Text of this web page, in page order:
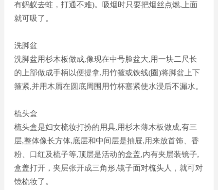
有蚂蚁去蛀，打通不难)。吸烟时只要把烟丝点燃,上面
就可吸了。
洗脚盆
洗脚盆用杉木板做成,像现在中号脸盆大,用一块二尺长
的上部做成手柄以便提拿,用竹箍或铁线(圈)将脚盆上下
箍紧,并用木屑在圆底周围用竹杯塞紧使水浸后不漏水。
梳头盒
梳头盒是妇女梳妆打扮的用具,用杉木薄木板做成,有三
层,整体像长方体,底层和中间层是抽屉,用来放首饰、香
粉、口红及梳子等,顶层是活动的盒盖,内有夹层装镜子,
盒盖打开，夹层张开成三角形,镜子面对梳头人，就可对
镜梳妆了。